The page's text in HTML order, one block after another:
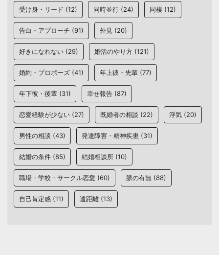
受け身・リード (12) 同時並行 (24) 同棲 (12)
告白・アプローチ (91) 外見 (20)
好きになれない (29) 婚活のやり方 (121)
婚約・プロポーズ (41) 年上彼・先輩 (77)
年下彼・後輩 (31) 幸せ報告 (87)
恋愛経験が少ない (27) 既婚者の相談 (22) 浮気 (20)
男性の相談 (43) 発達障害・精神疾患 (31)
結婚の条件 (85) 結婚相談所 (10)
職場・学校・サークル恋愛 (60) 脈の有無 (88)
自己肯定感 (11) 遠距離 (13)